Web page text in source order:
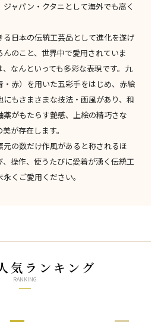
ャパン・クタニとして海外でも高く
日本の伝統工芸品として進化を遂げ
のこと、世界中で愛用されていま
なんといっても多彩な表現です。九
赤）を用いた五彩手をはじめ、赤絵
もさまさまな技法・画風があり、和
がもたらす艶感、上絵の精巧さな
が存在します。
の数だけ作風があると称されるほ
、操作、使うたびに愛着が湧く伝統工
くご愛用ください。
気ランキング
RANKING